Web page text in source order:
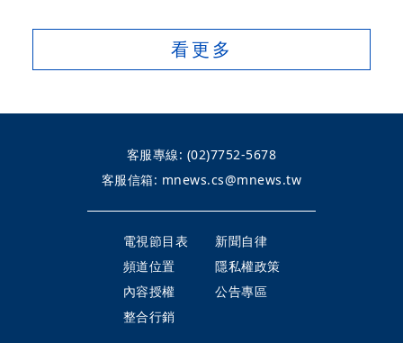
看更多
客服專線: (02)7752-5678
客服信箱: mnews.cs@mnews.tw
電視節目表
新聞自律
頻道位置
隱私權政策
內容授權
公告專區
整合行銷